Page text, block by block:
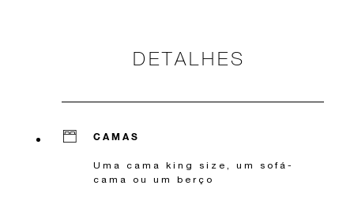
DETALHES
CAMAS
Uma cama king size, um sofá-
cama ou um berço